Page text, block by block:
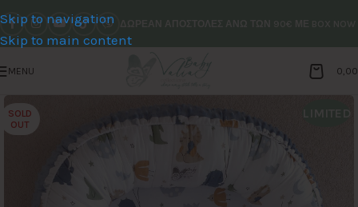
Skip to navigation
Skip to main content
MENU
SOLD
OUT